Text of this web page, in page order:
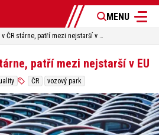
MENU
Vozový park v ČR stárne, patří mezi nejstarší v EU
patří mezi nejstarší v EU
ČR vozový park